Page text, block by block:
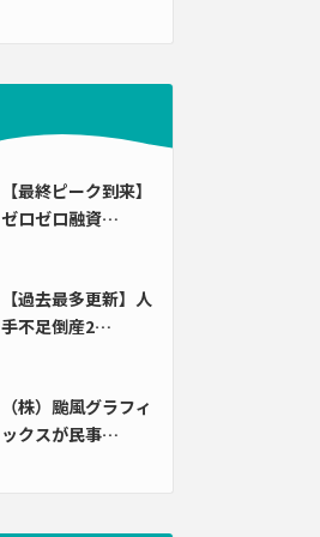
【最終ピーク到来】
ゼロゼロ融資…
【過去最多更新】人
手不足倒産2…
（株）颱風グラフィ
ックスが民事…